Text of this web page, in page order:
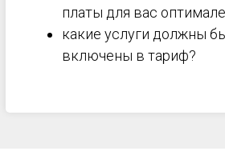
платы для вас
какие услуги должны
включены в тариф?